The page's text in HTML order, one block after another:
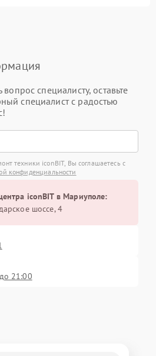
вопрос специалисту, оставьте
специалист с радостью
техники iconBIT, Вы соглашаетесь с
конфиденциальности
iconBIT в Мариуполе:
шоссе, 4
21:00